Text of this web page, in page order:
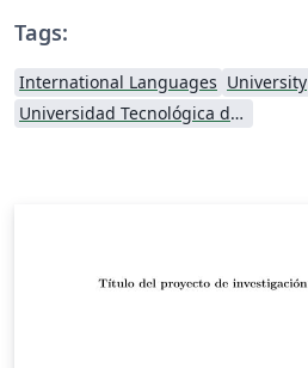
Tags:
International Languages University
Universidad Tecnológica de Bolívar